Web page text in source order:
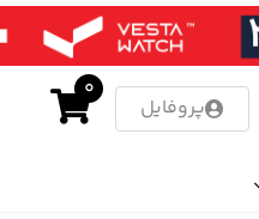
پروفایل
0